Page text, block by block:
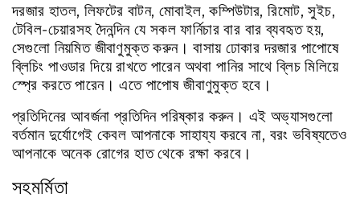
দরজার হাতল,লিফটের বাটন,মোবাইল,কম্পিউটার,রিমোট,সুইচ,
টেবিল-চেয়ারসহ দৈনন্দিন যে সকল ফার্নিচার বার বার ব্যবহৃত হয়,
সেগুলো নিয়মিত জীবাণুমুক্ত করুন। বাসায় ঢোকার দরজার পাপোষে
ব্লিচিং পাওডার দিয়ে রাখতে পারেন অথবা পানির সাথে ব্লিচ মিলিয়ে
স্প্রে করতে পারেন। এতে পাপোষ জীবাণুমুক্ত হবে।
প্রতিদিনের আবর্জনা প্রতিদিন পরিষ্কার করুন। এই অভ্যাসগুলো
বর্তমান দুর্যোগেই কেবল আপনাকে সাহায্য করবে না, বরং ভবিষ্যতেও
আপনাকে অনেক রোগের হাত থেকে রক্ষা করবে।
সহমর্মিতা